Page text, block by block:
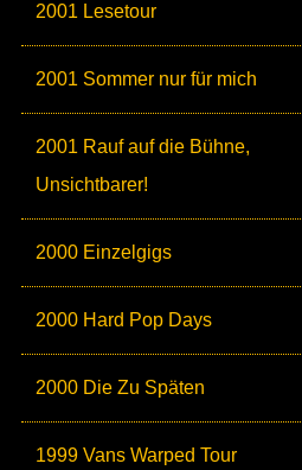
2001 Lesetour
2001 Sommer nur für mich
2001 Rauf auf die Bühne,
Unsichtbarer!
2000 Einzelgigs
2000 Hard Pop Days
2000 Die Zu Späten
1999 Vans Warped Tour